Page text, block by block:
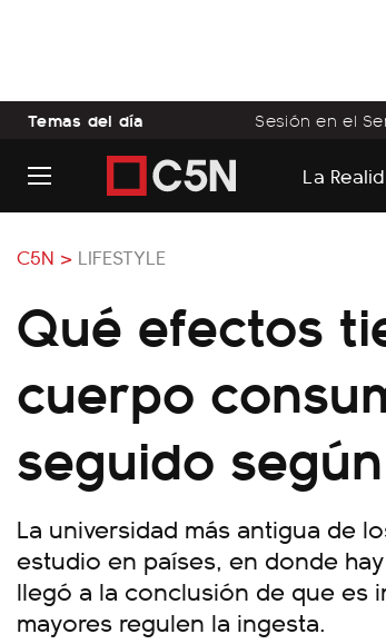
Temas del día Sesión en el
La
C5N > LIFESTYLE
Qué efectos
cuerpo
seguido
La universidad más antigua de
estudio en países, en donde
llegó a la conclusión de que es
mayores regulen la ingesta.